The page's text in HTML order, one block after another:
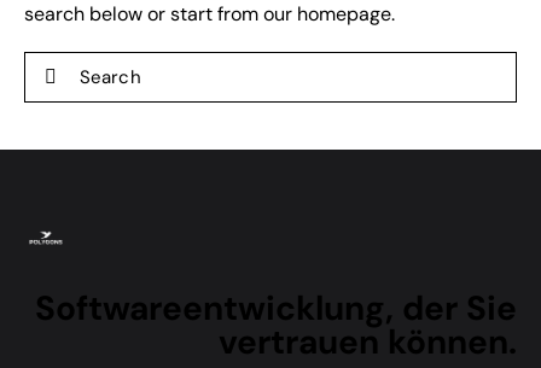
search below or start fromour homepage.
Softwareentwicklung, der Sie
vertrauen können.